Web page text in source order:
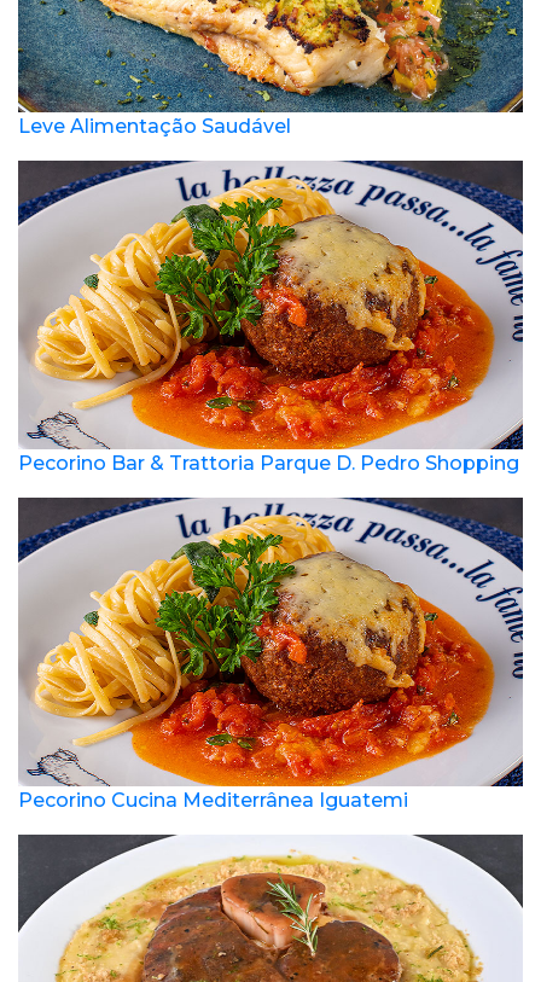
Leve Alimentação Saudável
Pecorino Bar & Trattoria Parque D. Pedro Shopping
Pecorino Cucina Mediterrânea Iguatemi